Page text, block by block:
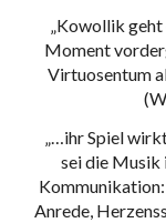
„Kowollik
Moment
„…ihr Spiel
sei die Musik
Anrede,